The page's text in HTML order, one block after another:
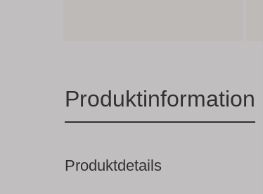
Produktinformation
Produktdetails